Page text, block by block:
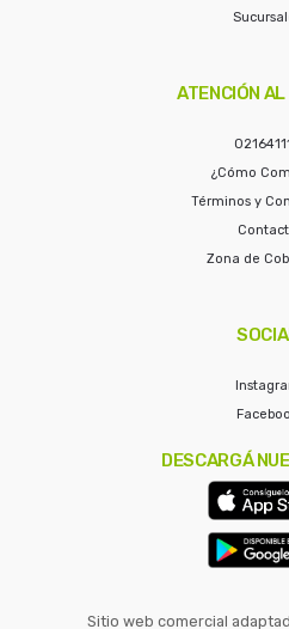
ATENCIÓN
¿Cómo
Términos y
Zona de
DESCARGÁ
Sitio web comercial